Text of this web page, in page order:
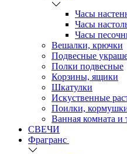
Часы
Часы
Часы
Вешалки, крючки
Подвесные
Полки подвесные
Корзины, ящики
Шкатулки
Искуственные
Поилки,
Ванная комната и
СВЕЧИ
Фрагранс